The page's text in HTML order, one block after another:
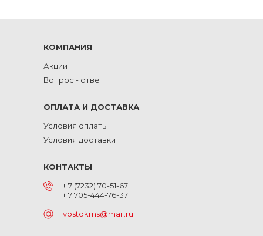
КОМПАНИЯ
Акции
Вопрос - ответ
ОПЛАТА И ДОСТАВКА
Условия оплаты
Условия доставки
КОНТАКТЫ
+ 7 (7232) 70-51-67
+ 7 705-444-76-37
vostokms@mail.ru